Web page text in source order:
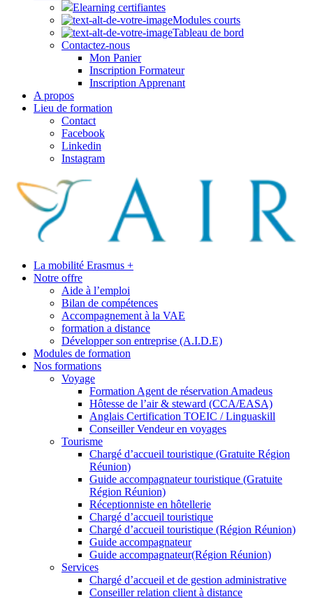
Elearning certifiantes
Modules courts
Tableau de bord
Contactez-nous
Mon Panier
Inscription Formateur
Inscription Apprenant
A propos
Lieu de formation
Contact
Facebook
Linkedin
Instagram
La mobilité Erasmus +
Notre offre
Aide à l’emploi
Bilan de compétences
Accompagnement à la VAE
formation a distance
Développer son entreprise (A.I.D.E)
Modules de formation
Nos formations
Voyage
Formation Agent de réservation Amadeus
Hôtesse de l’air & steward (CCA/EASA)
Anglais Certification TOEIC / Linguaskill
Conseiller Vendeur en voyages
Tourisme
Chargé d’accueil touristique (Gratuite Région
Réunion)
Guide accompagnateur touristique (Gratuite
Région Réunion)
Réceptionniste en hôtellerie
Chargé d’accueil touristique
Chargé d’accueil touristique (Région Réunion)
Guide accompagnateur
Guide accompagnateur(Région Réunion)
Services
Chargé d’accueil et de gestion administrative
Conseiller relation client à distance